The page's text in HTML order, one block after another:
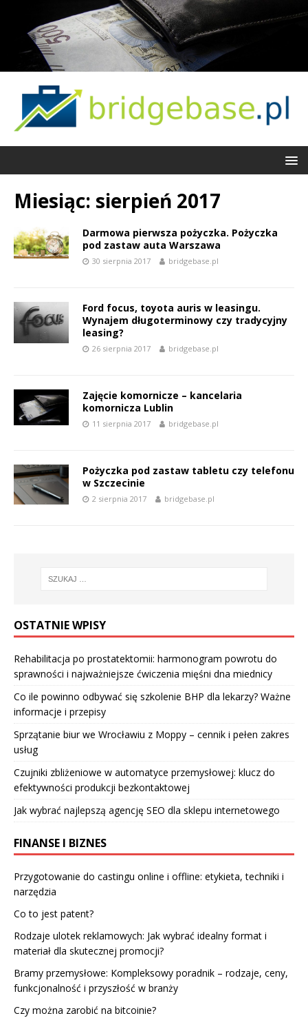
Miesiąc: sierpień 2017
Darmowa pierwsza pożyczka. Pożyczka
pod zastaw auta Warszawa
30 sierpnia 2017 bridgebase.pl
Ford focus, toyota auris w leasingu.
Wynajem długoterminowy czy tradycyjny
leasing?
26 sierpnia 2017 bridgebase.pl
Zajęcie komornicze – kancelaria
komornicza Lublin
11 sierpnia 2017 bridgebase.pl
Pożyczka pod zastaw tabletu czy telefonu
w Szczecinie
2 sierpnia 2017 bridgebase.pl
OSTATNIE WPISY
Rehabilitacja po prostatektomii: harmonogram powrotu do
sprawności i najważniejsze ćwiczenia mięśni dna miednicy
Co ile powinno odbywać się szkolenie BHP dla lekarzy? Ważne
informacje i przepisy
Sprzątanie biur we Wrocławiu z Moppy – cennik i pełen zakres
usług
Czujniki zbliżeniowe w automatyce przemysłowej: klucz do
efektywności produkcji bezkontaktowej
Jak wybrać najlepszą agencję SEO dla sklepu internetowego
FINANSE I BIZNES
Przygotowanie do castingu online i offline: etykieta, techniki i
narzędzia
Co to jest patent?
Rodzaje ulotek reklamowych: Jak wybrać idealny format i
materiał dla skutecznej promocji?
Bramy przemysłowe: Kompleksowy poradnik – rodzaje, ceny,
funkcjonalność i przyszłość w branży
Czy można zarobić na bitcoinie?